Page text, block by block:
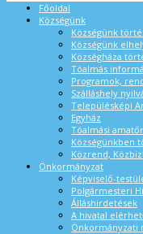
Főoldal
Községünk
Községünk
Községünk
Községháza
Tóalmás
Programok,
Szálláshely
Településképi
Egyház
Tóalmási
Községünkben
Közrend,
Önkormányzat
Képviselő-
Polgármesteri
Álláshirdetések
A hivatal
Önkormányzati